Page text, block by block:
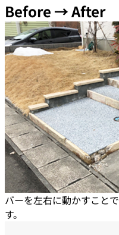
よくあるご質問
サイトマップ
採用情報はこちら
Before → After
バーを左右に動かすこと
す。